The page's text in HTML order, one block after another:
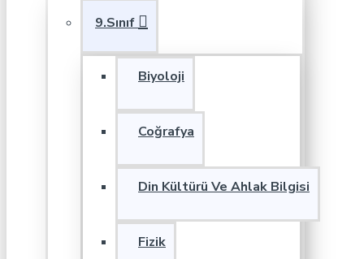
9.Sınıf
Biyoloji
Coğrafya
Din Kültürü Ve Ahlak Bilgisi
Fizik